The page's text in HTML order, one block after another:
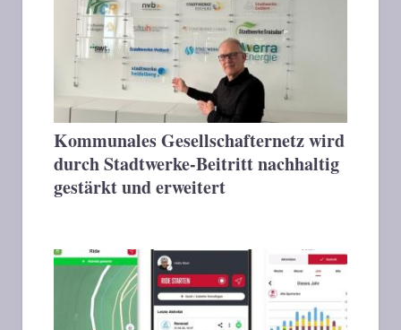
Kommunales Gesellschafternetz wird
durch Stadtwerke-Beitritt nachhaltig
gestärkt und erweitert